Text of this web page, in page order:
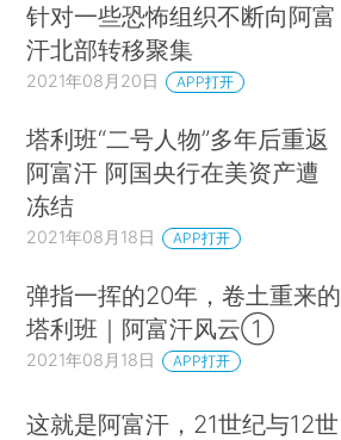
针对一些恐怖组织不断向阿富
汗北部转移聚集
2021年08月20日 APP打开
塔利班“二号人物”多年后重返
阿富汗 阿国央行在美资产遭
冻结
2021年08月18日 APP打开
弹指一挥的20年，卷土重来的
塔利班｜阿富汗风云①
2021年08月18日 APP打开
这就是阿富汗，21世纪与12世